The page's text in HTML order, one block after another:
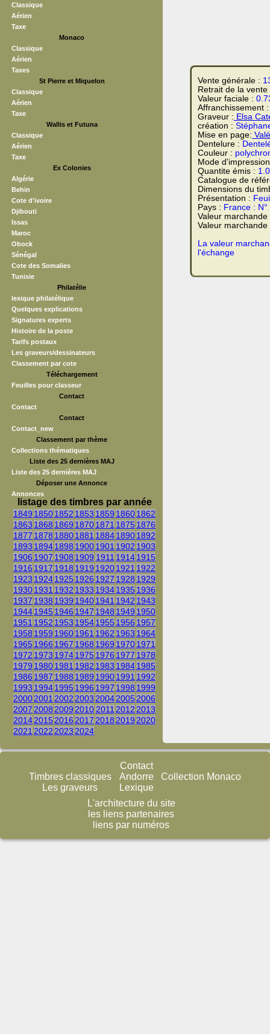
Classique
Aérien
Taxe
Monaco
Classique
Aérien
Taxes
St Pierre et Miquelon
Classique
Aérien
Taxe
Wallis et Futuna
Classique
Aérien
Taxe
Ex Colonies
Algérie
Behin
Cote d'ivoire
Djibouti
Issas
Maroc
Obock
Sénégal
Cote des Somalies
Tunisie
Philatélie
lexique philatélique
Quelques explications
Signatures experts
Histoire de la poste
Tarifs postaux
Les graveurs/dessinateurs
Classement par cote
Téléchargement
Feuilles pour classeur
Contact
Contact
Contact
Contact_new
Classement par thème
Collections thématiques
Liste des 25 dernières MAJ
Liste des 25 dernières MAJ
Déposer une Annonce
Annonces
listage des timbres par année
1849 18501852 1853 1859 18601862
1863 1868 1869 18701871 1875 1876
1877 1878 18801881 188418901892
1893 18941898 19001901 1902 1903
1906 1907 1908 1909 1911 19141915
1916 1917 1918 1919 19201921 1922
1923 19241925 1926 1927 1928 1929
19301931 1932 1933 19341935 1936
1937 1938 1939 19401941 1942 1943
19441945 1946 1947 1948 1949 1950
1951 1952 1953 19541955 1956 1957
1958 1959 19601961 1962 1963 1964
1965 1966 1967 1968 1969 19701971
1972 1973 19741975 1976 1977 1978
1979 19801981 1982 1983 19841985
1986 1987 1988 1989 19901991 1992
1993 19941995 1996 1997 1998 1999
20002001 2002 2003 20042005 2006
2007 2008 2009 2010 2011 2012 2013
20142015 2016 2017 2018 2019 2020
2021 2022 2023 2024
Vente générale :
Retrait de la
Valeur faciale :
Affranchissement
Graveur : Elsa
création :
Mise en page:
Dentelure :
Couleur :
Mode
Quantite émis :
Catalogue de
Dimensions du
Présentation :
Pays : France :
Valeur
Valeur
La valeur
l'échange
Timbres classiques
Les graveurs
Contact
Andorre
Lexique
Collection Monaco
L'architecture du site
les liens partenaires
liens par numéros